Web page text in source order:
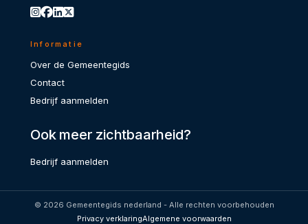
Informatie
Over de Gemeentegids
Contact
Bedrijf aanmelden
Ook meer zichtbaarheid?
Bedrijf aanmelden
© 2026 Gemeentegids nederland - Alle rechten voorbehouden
Privacy verklaringAlgemene voorwaarden